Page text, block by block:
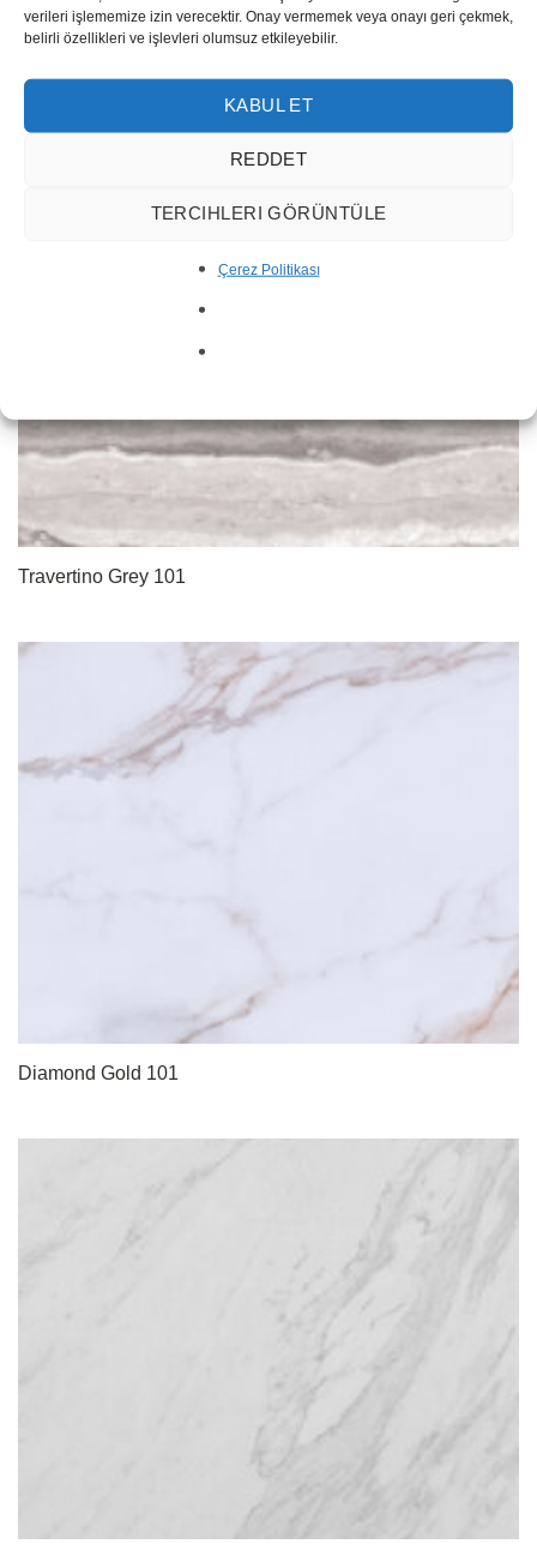
verileri işlememize izin verecektir. Onay vermemek veya onayı geri çekmek,
belirli özellikleri ve işlevleri olumsuz etkileyebilir.
KABUL ET
REDDET
TERCIHLERI GÖRÜNTÜLE
Çerez Politikası
Marquina Gold 101
Travertino Grey 101
Diamond Gold 101